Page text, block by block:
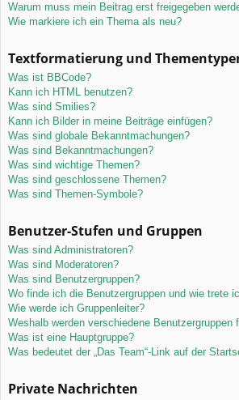
Warum muss mein Beitrag erst freigegeben
Wie markiere ich ein Thema als neu?
Textformatierung und
Was ist BBCode?
Kann ich HTML benutzen?
Was sind Smilies?
Kann ich Bilder in meine Beiträge einfügen?
Was sind globale Bekanntmachungen?
Was sind Bekanntmachungen?
Was sind wichtige Themen?
Was sind geschlossene Themen?
Was sind Themen-Symbole?
Benutzer-Stufen und Gruppen
Was sind Administratoren?
Was sind Moderatoren?
Was sind Benutzergruppen?
Wo finde ich die Benutzergruppen und wie trete
Wie werde ich Gruppenleiter?
Weshalb werden verschiedene Benutzergruppen
Was ist eine Hauptgruppe?
Was bedeutet der „Das Team“-Link auf der
Private Nachrichten